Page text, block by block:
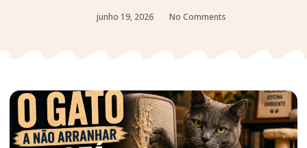
junho 19, 2026 No Comments